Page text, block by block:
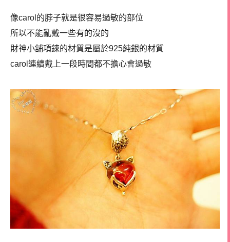
像carol的脖子就是很容易過敏的部位
所以不能亂戴一些有的沒的
財神小舖項鍊的材質是屬於925純銀的材質
carol連續戴上一段時間都不擔心會過敏